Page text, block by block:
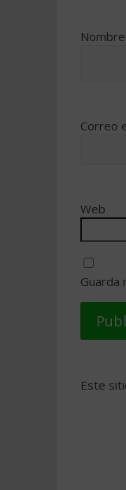
Nombre
Correo
Web
Guarda
Este